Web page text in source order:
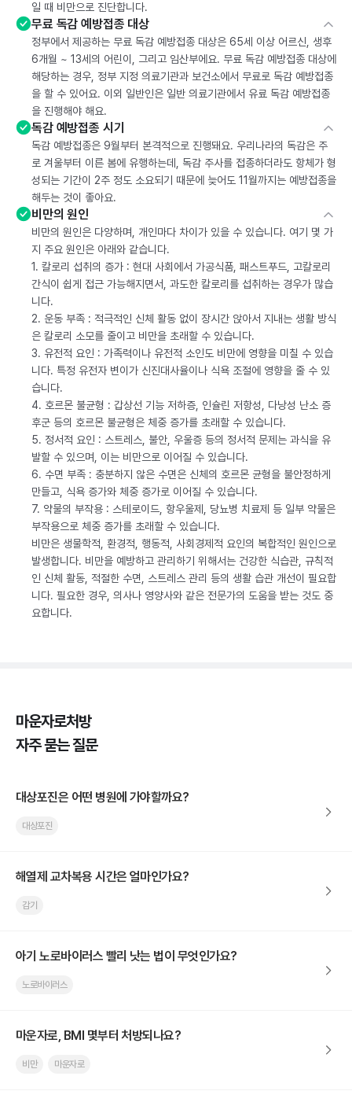
일 때 비만으로 진단합니다.
무료 독감 예방접종 대상
정부에서 제공하는 무료 독감 예방접종 대상은 65세 이상 어르신, 생후
6개월 ~ 13세의 어린이, 그리고 임산부에요. 무료 독감 예방접종 대상에
해당하는 경우, 정부 지정 의료기관과 보건소에서 무료로 독감 예방접종
을 할 수 있어요. 이외 일반인은 일반 의료기관에서 유료 독감 예방접종
을 진행해야 해요.
독감 예방접종 시기
독감 예방접종은 9월부터 본격적으로 진행돼요. 우리나라의 독감은 주
로 겨울부터 이른 봄에 유행하는데, 독감 주사를 접종하더라도 항체가 형
성되는 기간이 2주 정도 소요되기 때문에 늦어도 11월까지는 예방접종을
해두는 것이 좋아요.
비만의 원인
비만의 원인은 다양하며, 개인마다 차이가 있을 수 있습니다. 여기 몇 가
지 주요 원인은 아래와 같습니다.
1. 칼로리 섭취의 증가 : 현대 사회에서 가공식품, 패스트푸드, 고칼로리
간식이 쉽게 접근 가능해지면서, 과도한 칼로리를 섭취하는 경우가 많습
니다.
2. 운동 부족 : 적극적인 신체 활동 없이 장시간 앉아서 지내는 생활 방식
은 칼로리 소모를 줄이고 비만을 초래할 수 있습니다.
3. 유전적 요인 : 가족력이나 유전적 소인도 비만에 영향을 미칠 수 있습
니다. 특정 유전자 변이가 신진대사율이나 식욕 조절에 영향을 줄 수 있
습니다.
4. 호르몬 불균형 : 갑상선 기능 저하증, 인슐린 저항성, 다낭성 난소 증
후군 등의 호르몬 불균형은 체중 증가를 초래할 수 있습니다.
5. 정서적 요인 : 스트레스, 불안, 우울증 등의 정서적 문제는 과식을 유
발할 수 있으며, 이는 비만으로 이어질 수 있습니다.
6. 수면 부족 : 충분하지 않은 수면은 신체의 호르몬 균형을 불안정하게
만들고, 식욕 증가와 체중 증가로 이어질 수 있습니다.
7. 약물의 부작용 : 스테로이드, 항우울제, 당뇨병 치료제 등 일부 약물은
부작용으로 체중 증가를 초래할 수 있습니다.
비만은 생물학적, 환경적, 행동적, 사회경제적 요인의 복합적인 원인으로
발생합니다. 비만을 예방하고 관리하기 위해서는 건강한 식습관, 규칙적
인 신체 활동, 적절한 수면, 스트레스 관리 등의 생활 습관 개선이 필요합
니다. 필요한 경우, 의사나 영양사와 같은 전문가의 도움을 받는 것도 중
요합니다.
마운자로처방
자주 묻는 질문
대상포진은 어떤 병원에 가야할까요?
대상포진
해열제 교차복용 시간은 얼마인가요?
감기
아기 노로바이러스 빨리 낫는 법이 무엇인가요?
노로바이러스
마운자로, BMI 몇부터 처방되나요?
비만 마운자로